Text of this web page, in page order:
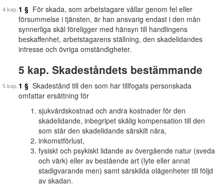
1 § För skada, som arbetstagare vållar genom fel eller
försummelse i tjänsten, är han ansvarig endast i den mån
synnerliga skäl föreligger med hänsyn till handlingens
beskaffenhet, arbetstagarens ställning, den skadelidandes
intresse och övriga omständigheter.
5 kap. Skadeståndets bestämmande
1 § Skadestånd till den som har tillfogats personskada
omfattar ersättning för
sjukvårdskostnad och andra kostnader för den
skadelidande, inbegripet skälig kompensation till den
som står den skadelidande särskilt nära,
inkomstförlust,
fysiskt och psykiskt lidande av övergående natur (sveda
och värk) eller av bestående art (lyte eller annat
stadigvarande men) samt särskilda olägenheter till följd
av skadan.